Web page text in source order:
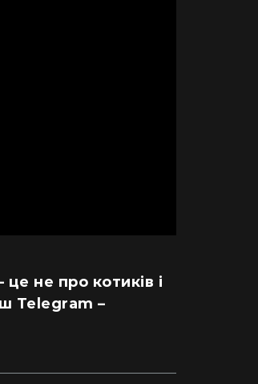
не про котиків і
Telegram –